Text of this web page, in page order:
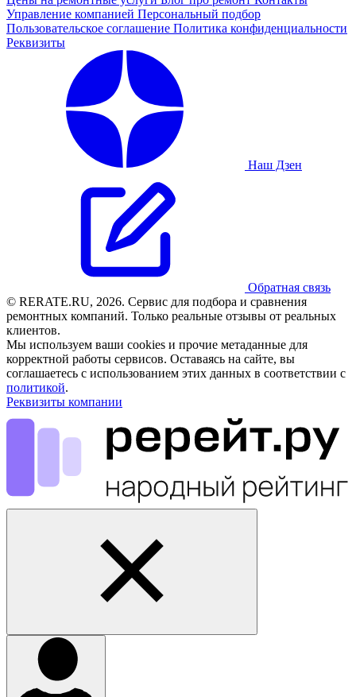
Управление компанией Персональный подбор
Пользовательское соглашение Политика конфиденциальности
Реквизиты
Наш Дзен
Обратная связь
© RERATE.RU, 2026. Сервис для подбора и сравнения
ремонтных компаний. Только реальные отзывы от реальных
клиентов.
Мы используем ваши cookies и прочие метаданные для
корректной работы сервисов. Оставаясь на сайте, вы
соглашаетесь с использованием этих данных в соответствии с
политикой.
Реквизиты компании